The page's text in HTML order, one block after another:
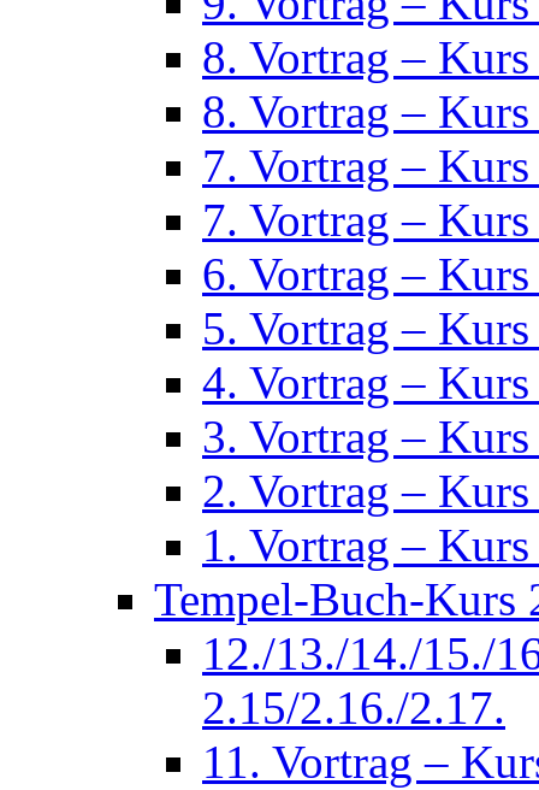
8. Vortrag –
8. Vortrag –
7. Vortrag –
7. Vortrag –
6. Vortrag –
5. Vortrag –
4. Vortrag –
3. Vortrag –
2. Vortrag –
1. Vortrag –
Tempel-Buch-Kurs
12./13./14./15./
2.15/2.16./2.17.
11. Vortrag –